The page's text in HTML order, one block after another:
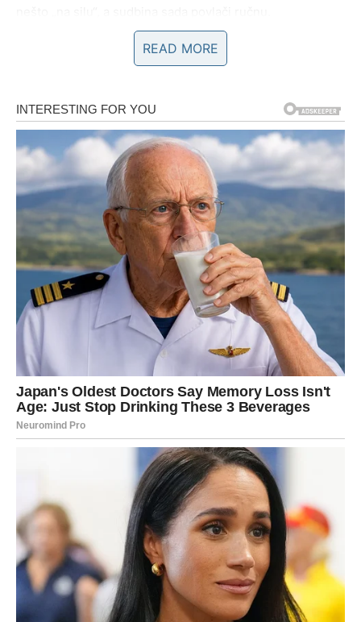
Posao i životni put
iscrpljujućem, ili krenuti putem koji deluje rizično, ali
oslobađajuće.
Iako vam nije lako da usporite, upravo to donosi pobedu.
Sudbinska odluka: Birate mudrost umesto borbe.
Preokret: Novi pravac koji dugoročno donosi uspeh.
STRELAC – ISTINA KOJA
MENJA VEROVANJA
Strelčevi ulaze u fazu u kojoj se ruše stara uverenja. Ono
što ste mislili da je istina – pokazuje se kao iluzija. I
obrnuto: ono u šta ste sumnjali – sada dobija potvrdu.
Naredni dani donose
vam je dugo bila nejasna. Može se ticati ljubavi na daljinu,
planova za budućnost ili odluke vezane za preseljenje,
put ili promenu životnog stila.
Emocije i lični rast
Ovo je trenutak kada shvatate da više ne možete živeti po
tuđim očekivanjima. Vaša duša traži širi prostor.
READ MORE